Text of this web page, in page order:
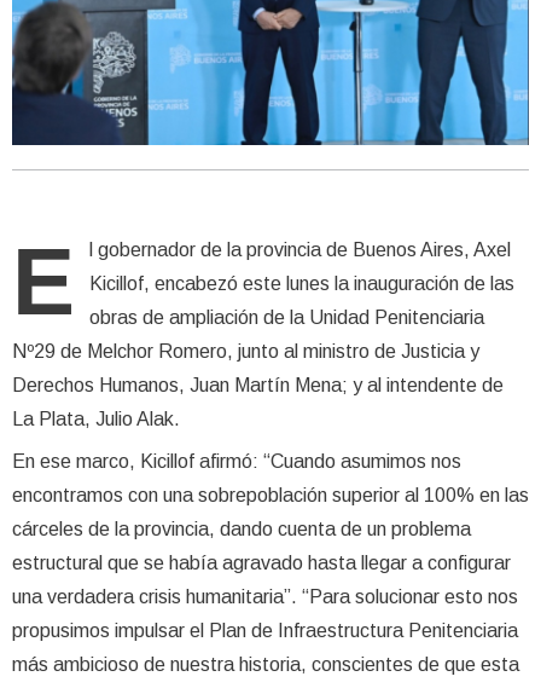
E
l gobernador de la provincia de Buenos Aires, Axel
Kicillof, encabezó este lunes la inauguración de las
obras de ampliación de la Unidad Penitenciaria
Nº29 de Melchor Romero, junto al ministro de Justicia y
Derechos Humanos, Juan Martín Mena; y al intendente de
La Plata, Julio Alak.
En ese marco, Kicillof afirmó: “Cuando asumimos nos
encontramos con una sobrepoblación superior al 100% en las
cárceles de la provincia, dando cuenta de un problema
estructural que se había agravado hasta llegar a configurar
una verdadera crisis humanitaria”. “Para solucionar esto nos
propusimos impulsar el Plan de Infraestructura Penitenciaria
más ambicioso de nuestra historia, conscientes de que esta